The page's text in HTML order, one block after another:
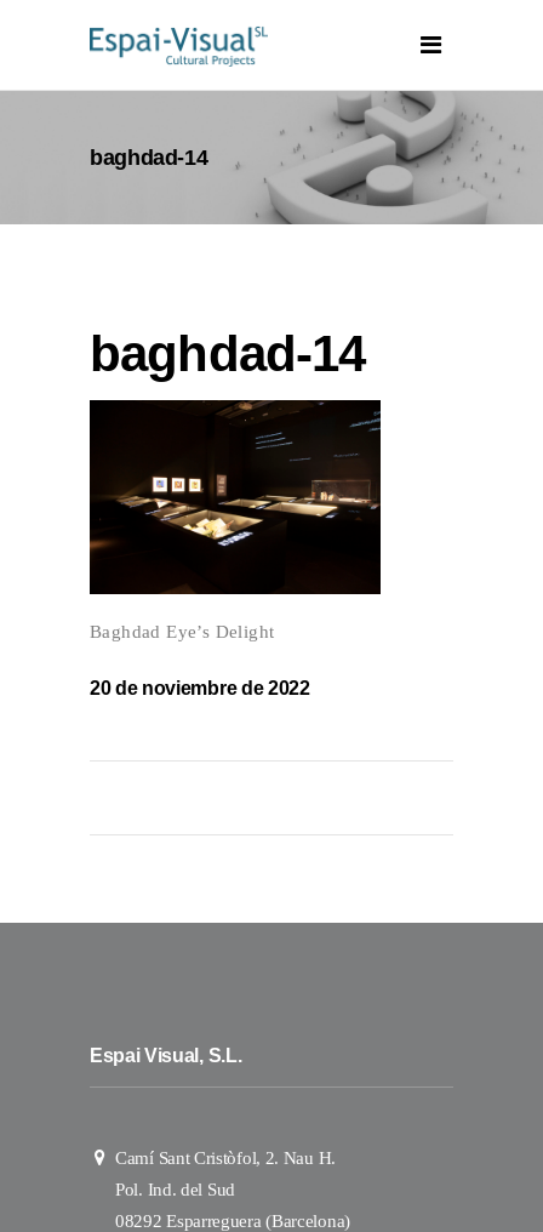
baghdad-14
baghdad-14
Baghdad Eye’s Delight
20 de noviembre de 2022
Espai Visual, S.L.
Camí Sant Cristòfol, 2. Nau H.
Pol. Ind. del Sud
08292 Esparreguera (Barcelona)